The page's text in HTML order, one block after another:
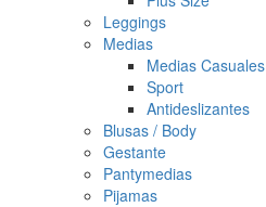
Leggings
Medias
Medias Casuales
Sport
Antideslizantes
Blusas / Body
Gestante
Pantymedias
Pijamas